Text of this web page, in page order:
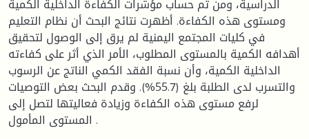
الدراسية، ومن ثم حساب مؤشرات الكفاءة الداخلية الكمية
ومستوى هذه الكفاءة. أظهرت نتائج البحث أن نظام التعليم
في كليات المجتمع اليمنية لم يرق إلى الوصول لتحقيق
أهدافه الكمية بالمستوى المطلوب، الأمر الذي أثر على كفاءته
الداخلية الكمية، وأن نسبة الفقد الكمي الناتج عن الرسوب
والتسرب لدى الطلبة بلغ (55.7%). وقدم البحث بعض التوصيات
لرفع مستوى هذه الكفاءة وزيادة فعاليتها لتصل إلى
المستوى المأمول .